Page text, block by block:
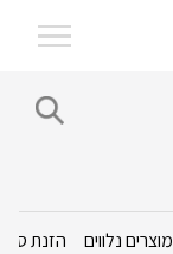
מוצרים נלווים הזנת